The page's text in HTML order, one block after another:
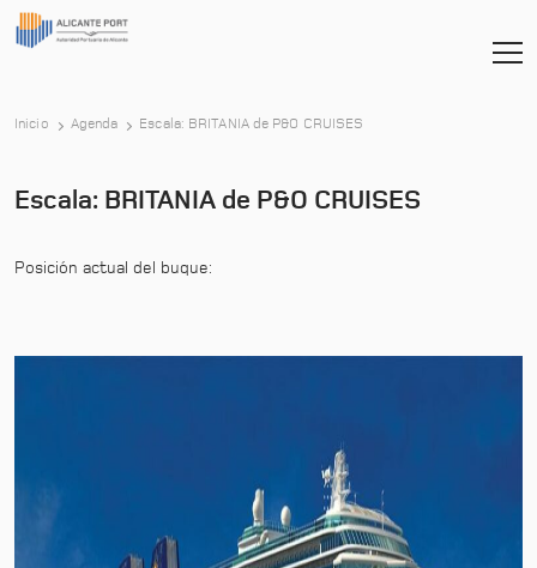
Inicio Agenda Escala: BRITANIA de P&O CRUISES
Escala: BRITANIA de P&O CRUISES
Posición actual del buque: